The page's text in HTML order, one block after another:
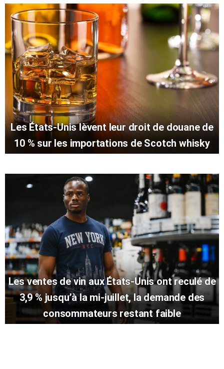
Les États-Unis lèvent leur droit de douane de
10 % sur les importations de Scotch whisky
Les ventes de vin aux États-Unis ont reculé de
3,9 % jusqu’à la mi-juillet, la demande des
consommateurs restant faible